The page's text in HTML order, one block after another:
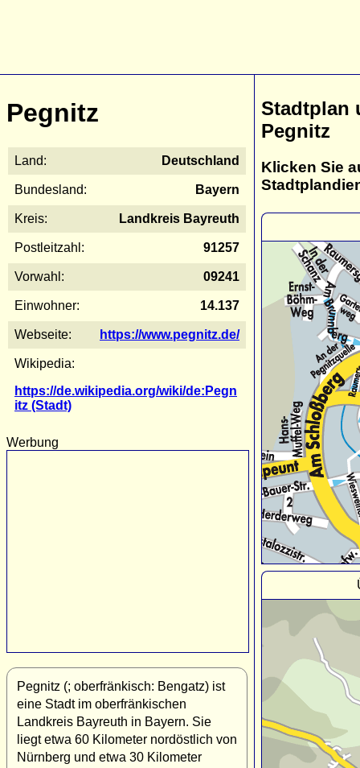
Pegnitz
Land: Deutschland
Bundesland: Bayern
Kreis: Landkreis Bayreuth
Postleitzahl: 91257
Vorwahl: 09241
Einwohner: 14.137
Webseite: https://www.pegnitz.de/
Wikipedia:
https://de.wikipedia.org/wiki/de:Pegn
itz (Stadt)
Werbung
Pegnitz (; oberfränkisch: Bengatz) ist
eine Stadt im oberfränkischen
Landkreis Bayreuth in Bayern. Sie
liegt etwa 60 Kilometer nordöstlich von
Nürnberg und etwa 30 Kilometer
Stadtplan
Pegnitz
Klicken Sie